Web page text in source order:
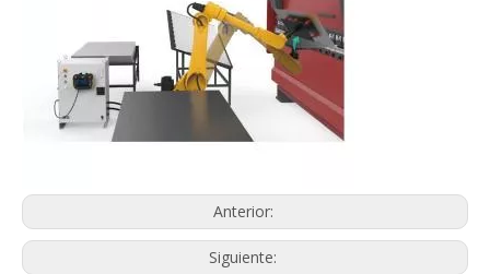
Anterior:
Siguiente: